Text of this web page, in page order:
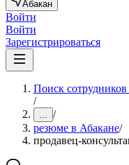
Абакан
Войти
Войти
Зарегистрироваться
Поиск
/
... /
резюме в Абакане/
продавец-